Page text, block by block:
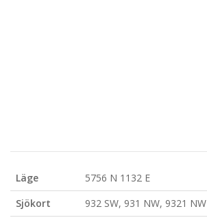
Läge
5756 N 1132 E
Sjökort
932 SW, 931 NW, 9321 NW